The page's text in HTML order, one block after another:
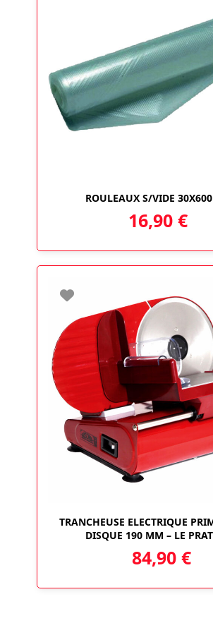
ROULEAUX S/VIDE
16,90 €
TRANCHEUSE ELECTRIQUE
DISQUE 190 MM – LE
84,90 €